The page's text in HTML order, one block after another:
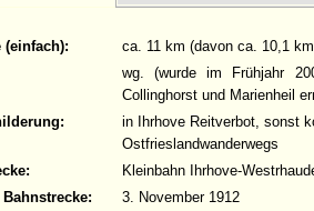
(einfach):
ca. 11 km (davon ca. 10,1
wg. (wurde im Frühjahr
Collinghorst und Marienheil
in Ihrhove Reitverbot, sonst
Ostfrieslandwanderwegs
Kleinbahn Ihrhove-
3. November 1912